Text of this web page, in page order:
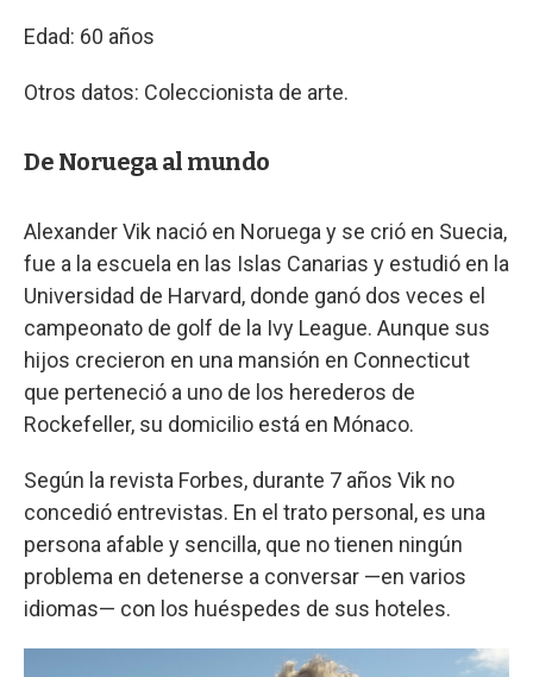
Edad: 60 años
Otros datos: Coleccionista de arte.
De Noruega al mundo
Alexander Vik nació en Noruega y se crió en Suecia,
fue a la escuela en las Islas Canarias y estudió en la
Universidad de Harvard, donde ganó dos veces el
campeonato de golf de la Ivy League. Aunque sus
hijos crecieron en una mansión en Connecticut
que perteneció a uno de los herederos de
Rockefeller, su domicilio está en Mónaco.
Según la revista Forbes, durante 7 años Vik no
concedió entrevistas. En el trato personal, es una
persona afable y sencilla, que no tienen ningún
problema en detenerse a conversar —en varios
idiomas— con los huéspedes de sus hoteles.